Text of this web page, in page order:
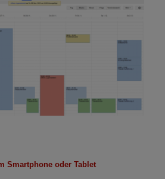
Smartphone oder Tablet